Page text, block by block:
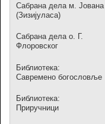
Сабрана дела м. Јована
(Зизијуласа)
Сабрана дела о. Г.
Флоровског
Библиотека:
Савремено богословље
Библиотека:
Приручници